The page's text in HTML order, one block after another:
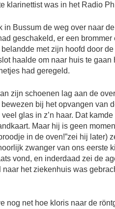
klarinettist was in het Radio
in Bussum de weg over naar
geschakeld, er een
met zijn hoofd door
haalde om naar huis te
had geregeld.
zijn schoenen lag aan de
bij het opvangen van
glas in z’n haar. Dat
Maar hij is geen
in de oven!”zei hij later)
zwanger van ons eerste
vond, en inderdaad zei de
het ziekenhuis was
nog net hoe kloris naar de